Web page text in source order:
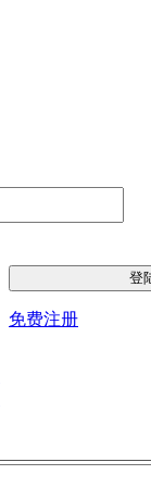
免费注册